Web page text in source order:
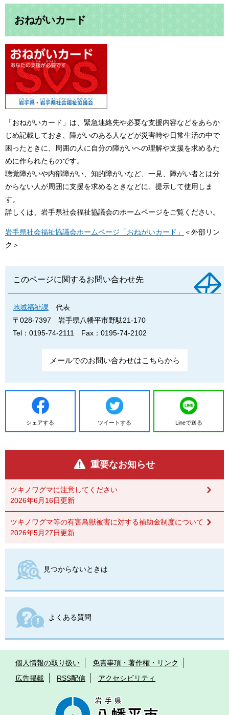
おねがいカード
「おねがいカード」は、緊急連絡先や必要な支援内容などをあらか
じめ記載しておき、障がいのある人などが災害時や日常生活の中で
困ったときに、周囲の人に自分の障がいへの理解や支援を求めるた
めに作られたものです。
聴覚障がいや内部障がい、知的障がいなど、一見、障がい者とは分
からない人が周囲に支援を求めるときなどに、提示して使用しま
す。
詳しくは、岩手県社会福祉協議会のホームページをご覧ください。
岩手県社会福祉協議会ホームページ「おねがいカード」
＜外部リン
ク＞
このページに関するお問い合わせ先
地域福祉課
代表
〒028-7397
岩手県八幡平市野駄21-170
Tel：0195-74-2111
Fax：0195-74-2102
メールでのお問い合わせはこちらから
シェアする ツイートする Lineで送る
重要なお知らせ
ツキノワグマに注意してください
2026年6月16日更新
ツキノワグマ等の有害鳥獣被害に対する補助金制度について
2026年5月27日更新
見つからないときは
よくある質問
個人情報の取り扱い
免責事項・著作権・リンク
広告掲載
RSS配信 アクセシビリティ